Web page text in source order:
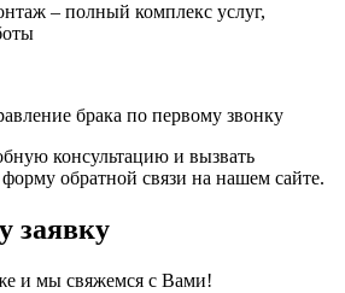
– полный комплекс услуг,
брака по первому звонку
консультацию и вызвать
обратной связи на нашем сайте.
заявку
и мы свяжемся с Вами!